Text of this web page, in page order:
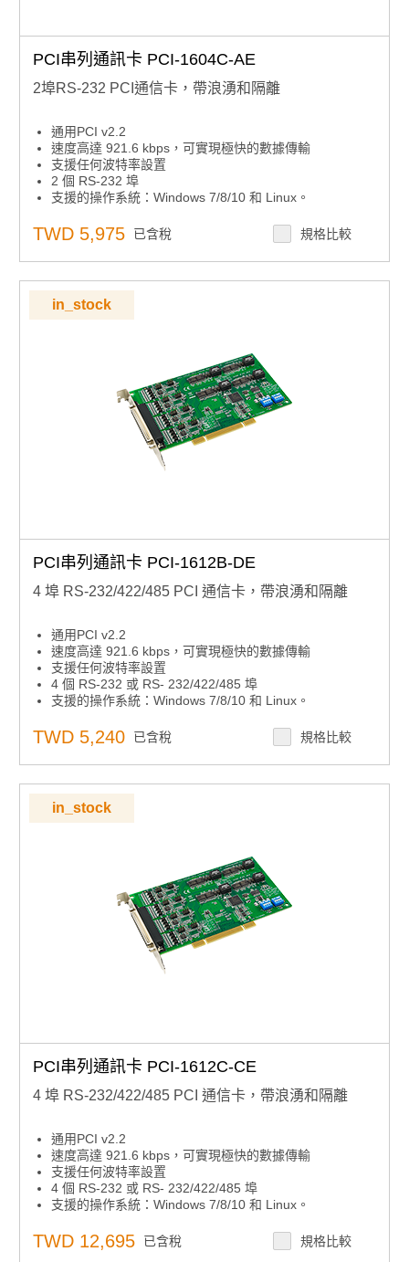
PCI串列通訊卡 PCI-1604C-AE
2埠RS-232 PCI通信卡，帶浪湧和隔離
通用PCI v2.2
速度高達 921.6 kbps，可實現極快的數據傳輸
支援任何波特率設置
2 個 RS-232 埠
支援的操作系統：Windows 7/8/10 和 Linux。
TWD 5,975 已含稅 規格比較
in_stock
PCI串列通訊卡 PCI-1612B-DE
4 埠 RS-232/422/485 PCI 通信卡，帶浪湧和隔離
通用PCI v2.2
速度高達 921.6 kbps，可實現極快的數據傳輸
支援任何波特率設置
4 個 RS-232 或 RS- 232/422/485 埠
支援的操作系統：Windows 7/8/10 和 Linux。
TWD 5,240 已含稅 規格比較
in_stock
PCI串列通訊卡 PCI-1612C-CE
4 埠 RS-232/422/485 PCI 通信卡，帶浪湧和隔離
通用PCI v2.2
速度高達 921.6 kbps，可實現極快的數據傳輸
支援任何波特率設置
4 個 RS-232 或 RS- 232/422/485 埠
支援的操作系統：Windows 7/8/10 和 Linux。
TWD 12,695 已含稅 規格比較